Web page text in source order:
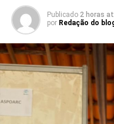
Publicado 2 horas
por Redação do